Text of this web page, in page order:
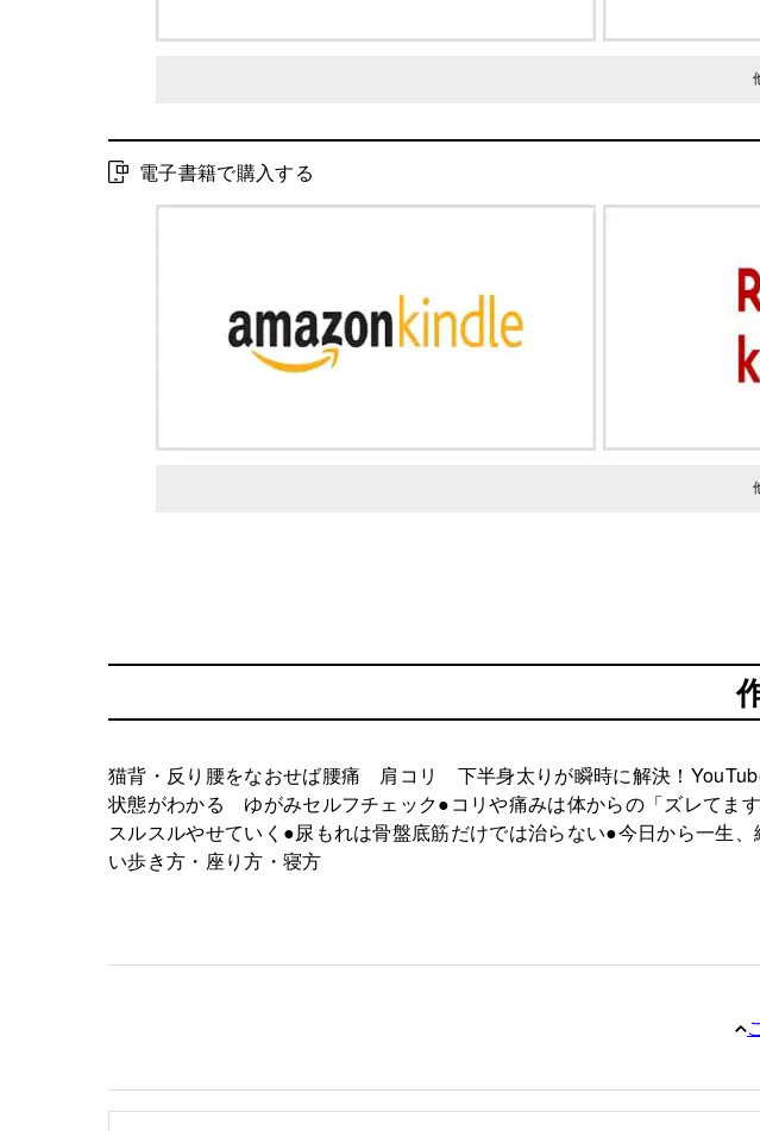
電子書籍で購入する
猫背・反り腰をなおせば腰痛 肩コリ 下半身太りが瞬時に解決！
状態がわかる ゆがみセルフチェック●コリや痛みは体からの「ズレてま
スルスルやせていく●尿もれは骨盤底筋だけでは治らない●今日から一
い歩き方・座り方・寝方